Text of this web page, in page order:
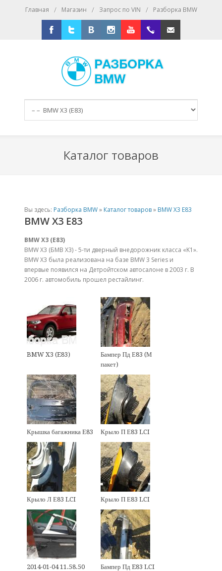
Главная / Магазин / Запрос по VIN / Разборка BMW
Каталог товаров
Вы здесь: Разборка BMW» Каталог товаров» BMW X3 E83
BMW X3 E83
BMW X3 (E83)
BMW X3 (БМВ Х3) - 5-ти дверный внедорожник класса «K1».
BMW X3 была реализована на базе BMW 3 Series и
впервые появился на Детройтском автосалоне в 2003 г. В
2006 г. автомобиль прошел рестайлинг.
BMW X3 (E83)
Бампер Пд Е83 (М
пакет)
Крышка багажника Е83 Крыло П Е83 LCI
Крыло Л Е83 LCI Крыло П Е83 LCI
2014-01-04 11.58.50 Бампер Пд E83 LCI